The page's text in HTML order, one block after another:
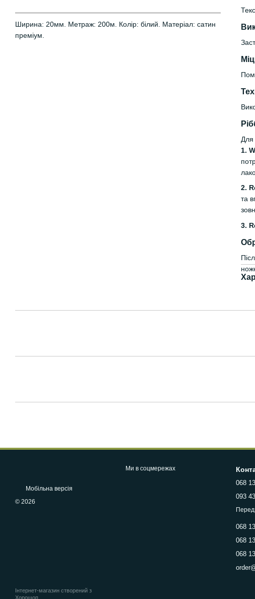
Ширина: 20мм. Метраж: 200м. Колір: білий. Матеріал: сатин
преміум.
Для
1.
2.
та
3.
Мобільна версія
© 2026
Інтернет-магазин створений з
Хорошоп
Ми в соцмережах
068
093
068
068
068